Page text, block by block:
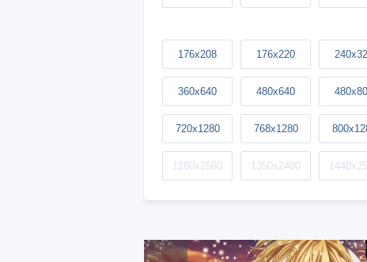
176x208 176x220
360x640 480x640
720x1280 768x1280
1280x2560 1350x2400